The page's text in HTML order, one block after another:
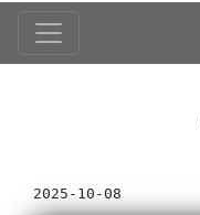
2025-10-08